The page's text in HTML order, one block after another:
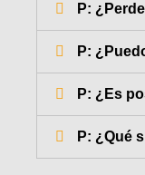
P:
P:
P: ¿Es
P: ¿Qué